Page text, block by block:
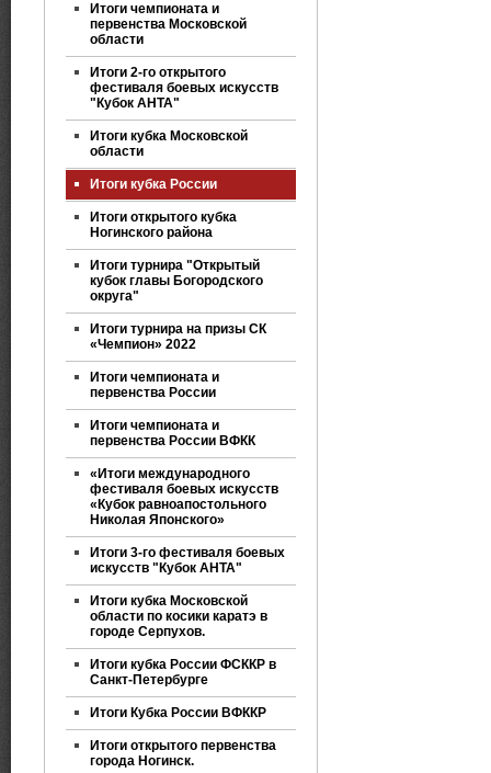
Итоги чемпионата и
первенства Московской
области
Итоги 2-го открытого
фестиваля боевых искусств
"Кубок АНТА"
Итоги кубка Московской
области
Итоги кубка России
Итоги открытого кубка
Ногинского района
Итоги турнира "Открытый
кубок главы Богородского
округа"
Итоги турнира на призы СК
«Чемпион» 2022
Итоги чемпионата и
первенства России
Итоги чемпионата и
первенства России ВФКК
«Итоги международного
фестиваля боевых искусств
«Кубок равноапостольного
Николая Японского»
Итоги 3-го фестиваля боевых
искусств "Кубок АНТА"
Итоги кубка Московской
области по косики каратэ в
городе Серпухов.
Итоги кубка России ФСККР в
Санкт-Петербурге
Итоги Кубка России ВФККР
Итоги открытого первенства
города Ногинск.